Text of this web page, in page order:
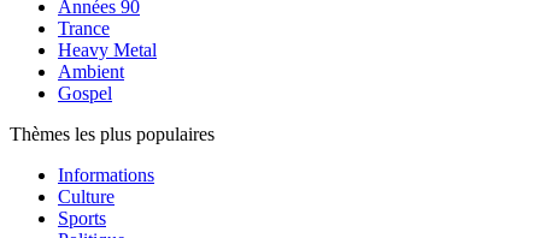
Années 90
Trance
Heavy Metal
Ambient
Gospel
Thèmes les plus populaires
Informations
Culture
Sports